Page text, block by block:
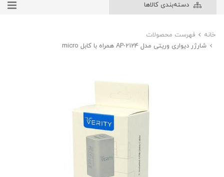
دسته‌بندی کالاها
خانه
فهرست محصولات
شارژر دیواری وریتی مدل AP-2124 همراه با کابل micro